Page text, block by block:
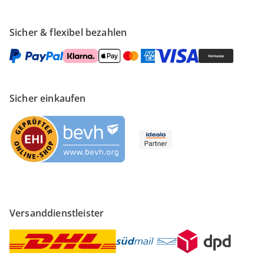
Sicher & flexibel bezahlen
Sicher einkaufen
Versanddienstleister